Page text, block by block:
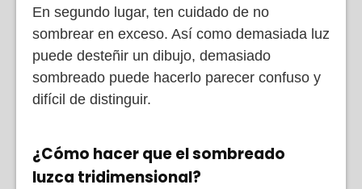
En segundo lugar, ten cuidado de no
sombrear en exceso. Así como demasiada luz
puede desteñir un dibujo, demasiado
sombreado puede hacerlo parecer confuso y
difícil de distinguir.
¿Cómo hacer que el sombreado
luzca tridimensional?